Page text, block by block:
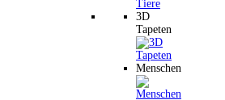
3D
Tapeten
Menschen